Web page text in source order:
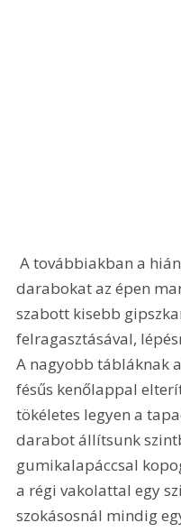
A továbbiakban a hiányzó vakolatot adó
darabokat az épen
szabott kisebb
felragasztásával,
A nagyobb tábláknak
fésűs kenőlappal
tökéletes legyen a
darabot állítsunk
gumikalapáccsal
a régi vakolattal egy
szokásosnál mindig